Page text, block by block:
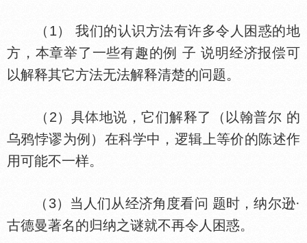
（1） 我们的认识方法有许多令人困惑的地
方，本章举了一些有趣的例 子 说明经济报偿可
以解释其它方法无法解释清楚的问题。
（2）具
地说，它们解释了（以翰普尔 的
乌鸦悖谬为例）在科学中，逻辑上等价的陈述作
用可能不一样。
（3）当人们从经济角度看问 题时，纳尔逊·
古德曼著名的归纳之谜就不再令人困惑。